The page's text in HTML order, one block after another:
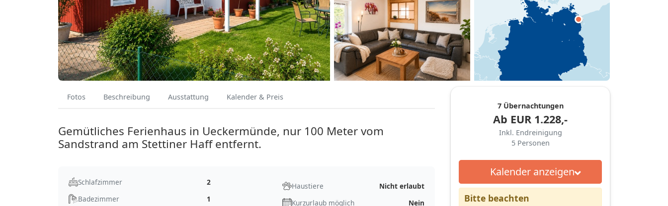
Fotos Beschreibung Ausstattung Kalender & Preis
Gemütliches Ferienhaus in Ueckermünde, nur 100 Meter vom
Sandstrand am Stettiner Haff entfernt.
Schlafzimmer
2
Badezimmer
1
Haustiere
Nicht erlaubt
Kurzurlaub möglich
Nein
7 Übernachtungen
Ab EUR 1.228,-
Inkl. Endreinigung
5 Personen
Kalender anzeigen
Bitte beachten